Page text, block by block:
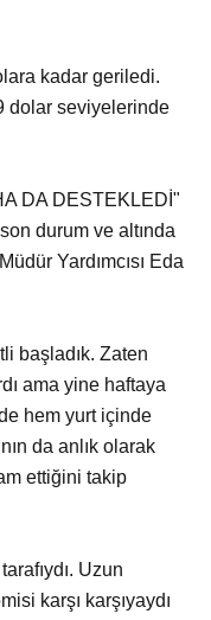
kadar geriledi.
dolar seviyelerinde
DA DESTEKLEDİ"
durum ve altında
Yardımcısı Eda
başladık. Zaten
ama yine haftaya
hem yurt içinde
da anlık olarak
ettiğini takip
Uzun
karşı karşıyaydı